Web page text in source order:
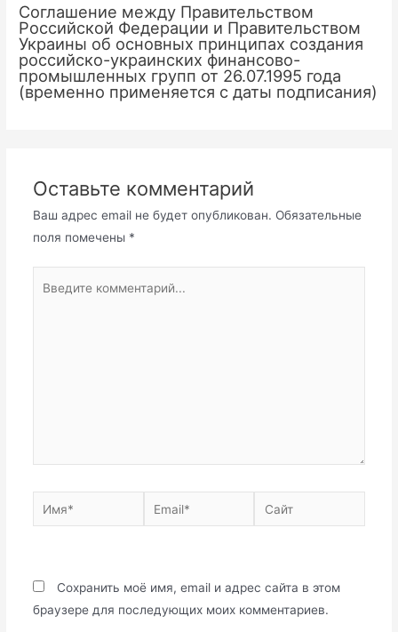
Соглашение между Правительством
Российской Федерации и Правительством
Украины об основных принципах создания
российско-украинских финансово-
промышленных групп от 26.07.1995 года
(временно применяется с даты подписания)
Оставьте комментарий
Ваш адрес email не будет опубликован. Обязательные
поля помечены *
комментарий...
Имя* Email* Сайт
Сохранить моё имя, email и адрес сайта в этом
браузере для последующих моих комментариев.